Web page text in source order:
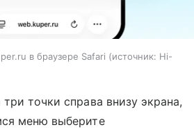
в браузере Safari источник: Hi-
точки справа внизу экрана,
меню выберите